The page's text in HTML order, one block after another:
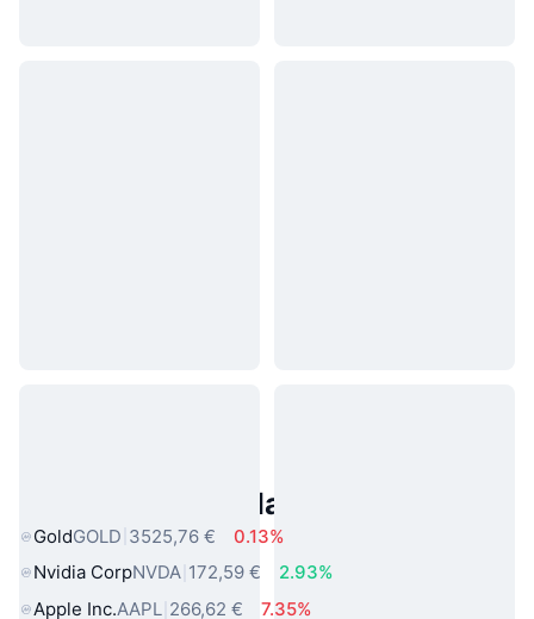
Asset reali popolari
GoldGOLD 3525,76 €
0.13%
Nvidia CorpNVDA 172,59 €
2.93%
Apple Inc.AAPL 266,62 € 7.35%